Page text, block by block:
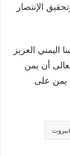
الإنتصار
اليمني العزيز
أن يمن
يمن على
بيروت